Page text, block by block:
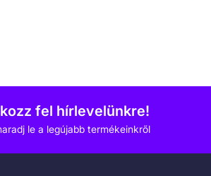
fel hírlevelünkre!
le a legújabb termékeinkről